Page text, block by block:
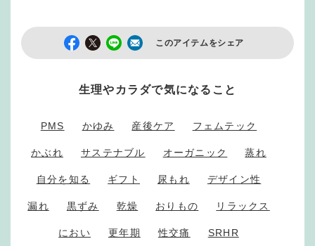
このアイテムをシェア
生理やカラダで気になること
PMS かゆみ 産後ケア フェムテック
かぶれ サステナブル オーガニック 蒸れ
自分を知る ギフト 尿もれ デザイン性
漏れ 黒ずみ 乾燥 おりもの リラックス
におい 更年期 性交痛 SRHR